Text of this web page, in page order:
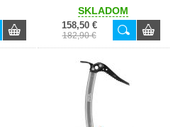
SKLADOM
158,50 €
182,90 €